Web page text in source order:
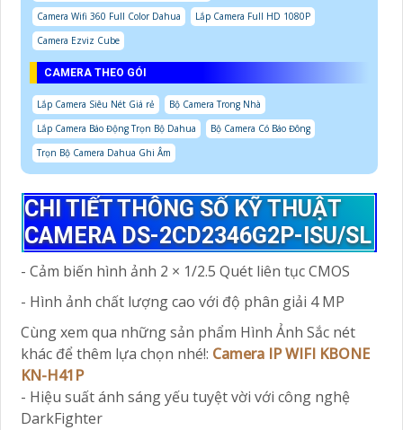
Camera Wifi 360 Full Color Dahua
Lắp Camera Full HD 1080P
Camera Ezviz Cube
CAMERA THEO GÓI
Lắp Camera Siêu Nét Giá rẻ
Bộ Camera Trong Nhà
Lắp Camera Báo Động Trọn Bộ Dahua
Bộ Camera Có Báo Đông
Trọn Bộ Camera Dahua Ghi Âm
CHI TIẾT THÔNG SỐ KỸ THUẬT
CAMERA DS-2CD2346G2P-ISU/SL
- Cảm biến hình ảnh 2 × 1/2.5 Quét liên tục CMOS
- Hình ảnh chất lượng cao với độ phân giải 4 MP
Cùng xem qua những sản phẩm Hình Ảnh Sắc nét
khác để thêm lựa chọn nhé!: Camera IP WIFI KBONE
KN-H41P
- Hiệu suất ánh sáng yếu tuyệt vời với công nghệ
DarkFighter